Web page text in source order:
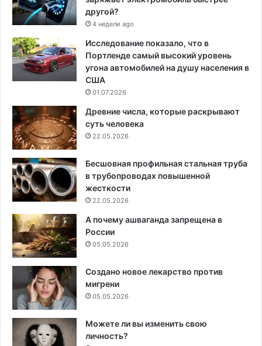
другой?
4 недели ago
Исследование показало, что в
Портленде самый высокий уровень
угона автомобилей на душу населения в
США
01.07.2026
Древние числа, которые раскрывают
суть человека
22.05.2026
Бесшовная профильная стальная труба
в трубопроводах повышенной
жесткости
22.05.2026
А почему ашваганда запрещена в
России
05.05.2026
Создано новое лекарство против
мигрени
05.05.2026
Можете ли вы изменить свою
личность?